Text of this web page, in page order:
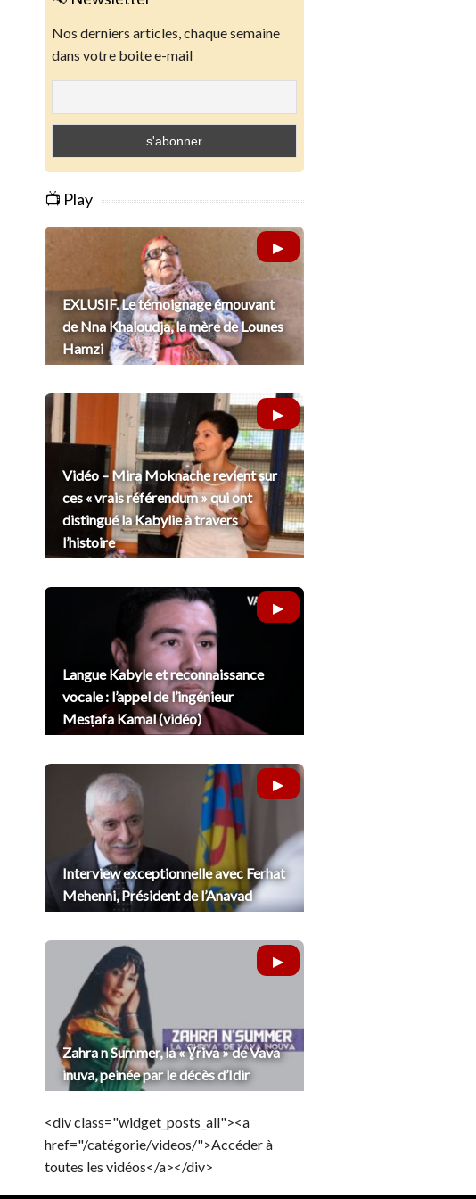
Nos derniers articles, chaque semaine
dans votre boite e-mail
📺 Play
EXLUSIF. Le témoignage émouvant
de Nna Khaloudja, la mère de Lounes
Hamzi
Vidéo – Mira Moknache revient sur
ces « vrais référendum » qui ont
distingué la Kabylie à travers
l’histoire
Langue Kabyle et reconnaissance
vocale : l’appel de l’ingénieur
Mesṭafa Kamal (vidéo)
Interview exceptionnelle avec Ferhat
Mehenni, Président de l’Anavad
Zahra n Summer, la « Ɣriva » de Vava
inuva, peinée par le décès d’Idir
<div class="widget_posts_all"><a
href="/catégorie/videos/">Accéder à
toutes les vidéos</a></div>